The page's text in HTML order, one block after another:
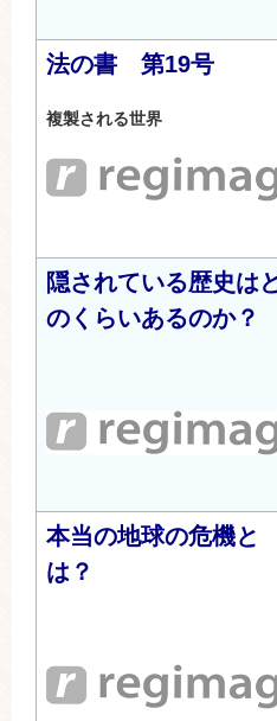
法の書 第19号
複製される世界
隠されている歴史は
のくらいあるのか？
本当の地球の危機と
は？